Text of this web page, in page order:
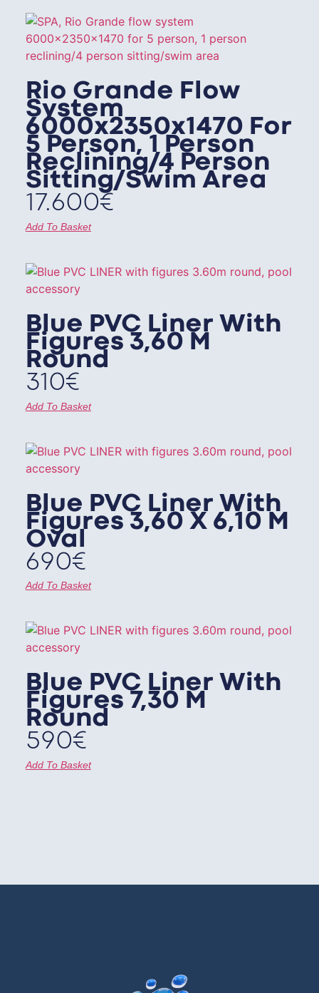
Rio Grande Flow
System
6000x2350x1470 For
5 Person, 1 Person
Reclining/4 Person
Sitting/swim Area
17.600€
Add To Basket
Blue PVC Liner With
Figures 3,60 M
Round
310€
Add To Basket
Blue PVC Liner With
Figures 3,60 X 6,10 M
Oval
690€
Add To Basket
Blue PVC Liner With
Figures 7,30 M
Round
590€
Add To Basket